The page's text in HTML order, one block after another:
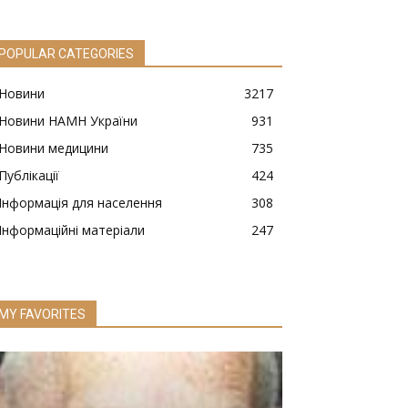
CATEGORIES
3217
НАМН України
931
медицини
735
424
для населення
308
матеріали
247
FAVORITES